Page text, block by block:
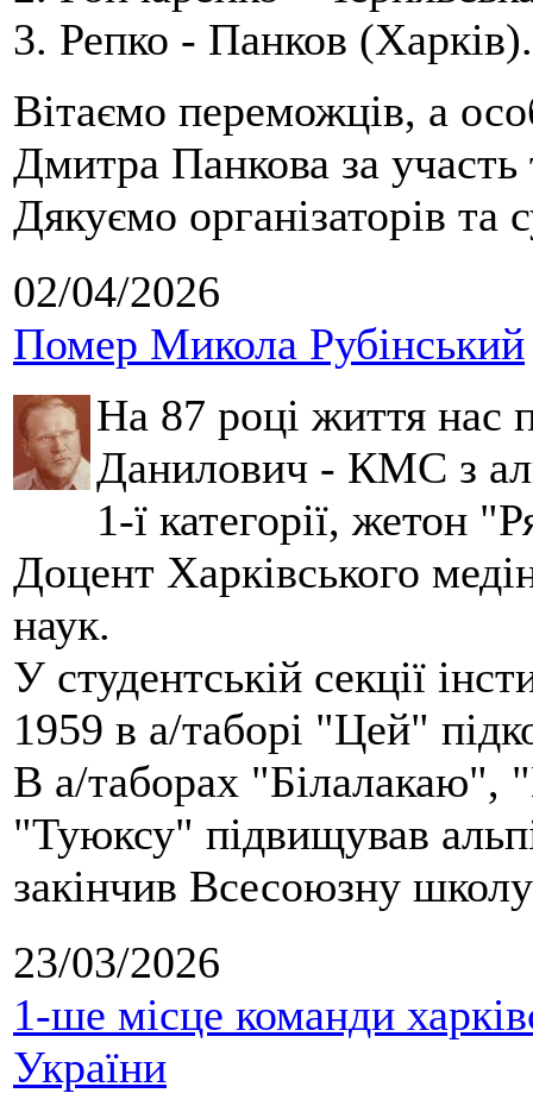
3. Репко - Панков (Харків).
Вітаємо переможців, а
Дмитра Панкова за
Дякуємо організаторів та
02/04/2026
Помер Микола Рубінський
На 87 році життя нас
Данилович - КМС з
1-ї категорії, жетон
Доцент Харківського
наук.
У студентській секції
1959 в а/таборі "Цей"
В а/таборах "Білалакаю",
"Туюксу" підвищував
закінчив Всесоюзну
23/03/2026
1-ше місце команди
України